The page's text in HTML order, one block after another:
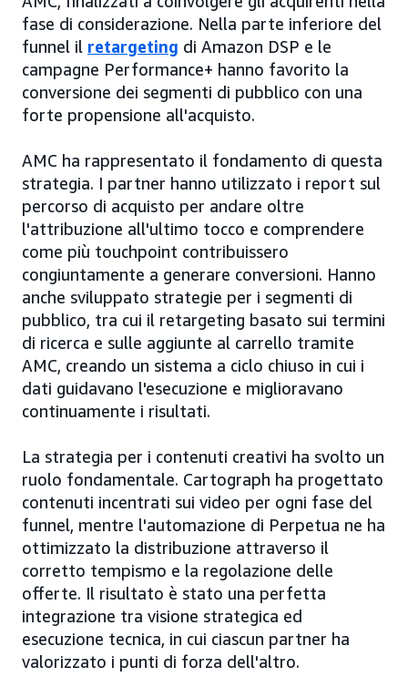
fase di considerazione. Nella parte inferiore del
funnel il retargeting di Amazon DSP e le
campagne Performance+ hanno favorito la
conversione dei segmenti di pubblico con una
forte propensione all'acquisto.
AMC ha rappresentato il fondamento di questa
strategia. I partner hanno utilizzato i report sul
percorso di acquisto per andare oltre
l'attribuzione all'ultimo tocco e comprendere
come più touchpoint contribuissero
congiuntamente a generare conversioni. Hanno
anche sviluppato strategie per i segmenti di
pubblico, tra cui il retargeting basato sui termini
di ricerca e sulle aggiunte al carrello tramite
AMC, creando un sistema a ciclo chiuso in cui i
dati guidavano l'esecuzione e miglioravano
continuamente i risultati.
La strategia per i contenuti creativi ha svolto un
ruolo fondamentale. Cartograph ha progettato
contenuti incentrati sui video per ogni fase del
funnel, mentre l'automazione di Perpetua ne ha
ottimizzato la distribuzione attraverso il
corretto tempismo e la regolazione delle
offerte. Il risultato è stato una perfetta
integrazione tra visione strategica ed
esecuzione tecnica, in cui ciascun partner ha
valorizzato i punti di forza dell'altro.